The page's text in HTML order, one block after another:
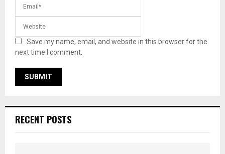
Save my name, email, and website in this browser for the
next time I comment.
RECENT POSTS